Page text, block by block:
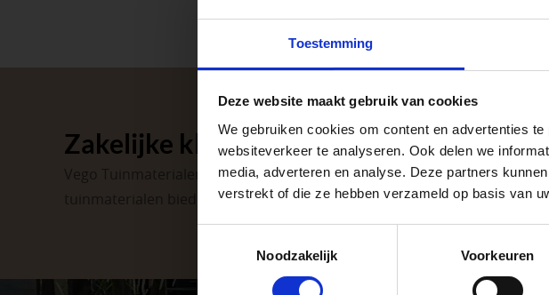
Toestemming
Deze website maakt gebruik van cookies
We gebruiken cookies om content en advertenties
websiteverkeer te analyseren. Ook delen we
media, adverteren en analyse. Deze partners
verstrekt of die ze hebben verzameld op basis van
Noodzakelijk
Voorkeuren
Zakelijke klant worden
Vego Tuinmaterialen is de meest geschikte partner voor zakelijke
tuinmaterialen bieden wij een breed assortiment aan producten van
Aangepaste
op zaterdag. Bekijk de vestigingspagina
Afsluiting Papendrechtse
Met vier vestigingen en inspirerende
tuinproject.